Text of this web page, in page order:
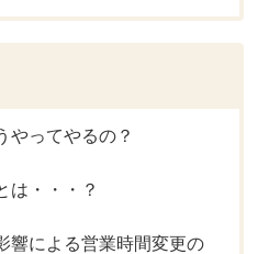
やってやるの？
は・・・？
響による営業時間変更の